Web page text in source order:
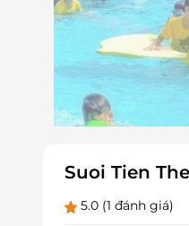
Suoi Tien
5.0 (1 đánh giá)